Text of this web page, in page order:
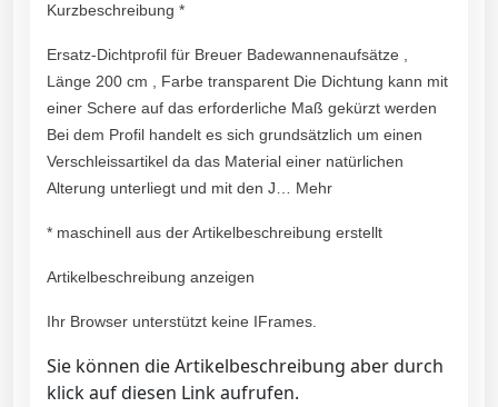
Kurzbeschreibung *
Ersatz-Dichtprofil für Breuer Badewannenaufsätze ,
Länge 200 cm , Farbe transparent Die Dichtung kann mit
einer Schere auf das erforderliche Maß gekürzt werden
Bei dem Profil handelt es sich grundsätzlich um einen
Verschleissartikel da das Material einer natürlichen
Alterung unterliegt und mit den J… Mehr
* maschinell aus der Artikelbeschreibung erstellt
Artikelbeschreibung anzeigen
Ihr Browser unterstützt keine IFrames.
Sie können die Artikelbeschreibung aber durch
klick auf diesen Link aufrufen.